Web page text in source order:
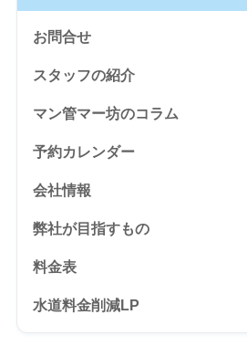
お問合せ
スタッフの紹介
マン管マー坊のコラム
予約カレンダー
会社情報
弊社が目指すもの
料金表
水道料金削減LP